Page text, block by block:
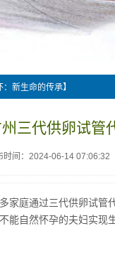
新生命的传承】
三代供卵试管
时间：2024-06-14 07:06:32
家庭通过三代供卵试
自然怀孕的夫妇实